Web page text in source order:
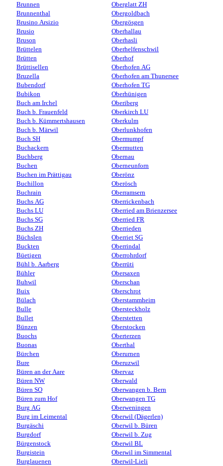
Brunnen
Brunnenthal
Brusino Arsizio
Brusio
Bruson
Brüttelen
Brütten
Brüttisellen
Bruzella
Bubendorf
Bubikon
Buch am Irchel
Buch b. Frauenfeld
Buch b. Kümmertshausen
Buch b. Märwil
Buch SH
Buchackern
Buchberg
Buchen
Buchen im Prättigau
Buchillon
Buchrain
Buchs AG
Buchs LU
Buchs SG
Buchs ZH
Büchslen
Buckten
Büetigen
Bühl b. Aarberg
Bühler
Buhwil
Buix
Bülach
Bulle
Bullet
Bünzen
Buochs
Buonas
Bürchen
Bure
Büren an der Aare
Büren NW
Büren SO
Büren zum Hof
Burg AG
Burg im Leimental
Burgäschi
Burgdorf
Bürgenstock
Burgistein
Burglauenen
Oberglatt ZH
Obergoldbach
Obergösgen
Oberhallau
Oberhasli
Oberhelfenschwil
Oberhof
Oberhofen AG
Oberhofen am Thunersee
Oberhofen TG
Oberhünigen
Oberiberg
Oberkirch LU
Oberkulm
Oberlunkhofen
Obermumpf
Obermutten
Obernau
Oberneunforn
Oberönz
Oberösch
Oberramsern
Oberrickenbach
Oberried am Brienzersee
Oberried FR
Oberrieden
Oberriet SG
Oberrindal
Oberrohrdorf
Oberrüti
Obersaxen
Oberschan
Oberschrot
Oberstammheim
Obersteckholz
Oberstetten
Oberstocken
Oberterzen
Oberthal
Oberurnen
Oberuzwil
Obervaz
Oberwald
Oberwangen b. Bern
Oberwangen TG
Oberweningen
Oberwil (Dägerlen)
Oberwil b. Büren
Oberwil b. Zug
Oberwil BL
Oberwil im Simmental
Oberwil-Lieli